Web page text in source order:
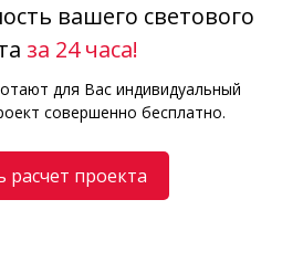
вашего светового
за 24 часа!
для Вас индивидуальный
совершенно бесплатно.
расчет проекта